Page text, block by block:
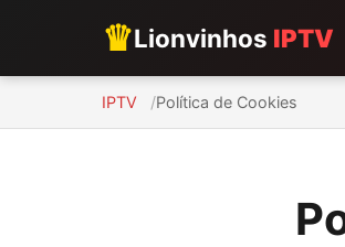
♛Lionvinhos IPTV
IPTV Política de Cookies